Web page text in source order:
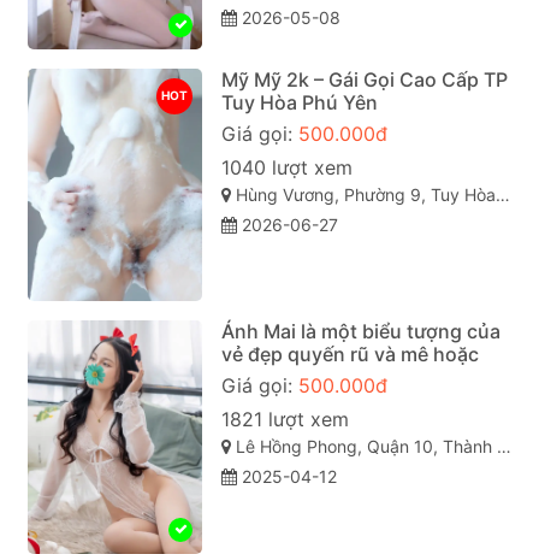
2026-05-08
HOT
Mỹ Mỹ 2k – Gái Gọi Cao Cấp TP
Tuy Hòa Phú Yên
Giá gọi: 500.000đ
1040 lượt xem
Hùng Vương, Phường 9, Tuy Hòa, Phú Yên
2026-06-27
Ánh Mai là một biểu tượng của
vẻ đẹp quyến rũ và mê hoặc
Giá gọi: 500.000đ
1821 lượt xem
Lê Hồng Phong, Quận 10, Thành phố Hồ Chí Minh
2025-04-12